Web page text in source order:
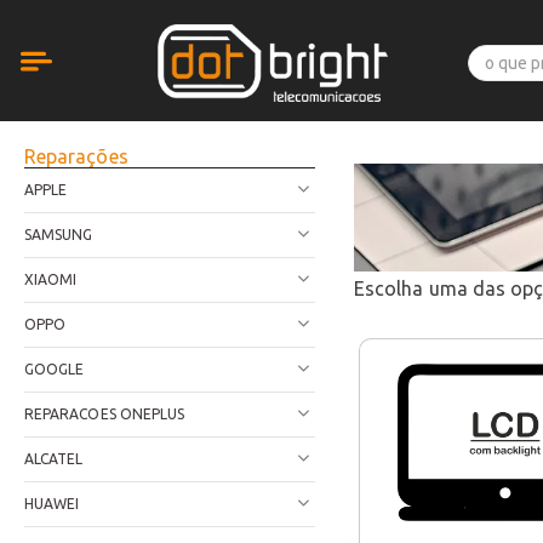
Reparações
APPLE
SAMSUNG
XIAOMI
OPPO
GOOGLE
REPARACOES ONEPLUS
ALCATEL
HUAWEI
Escolha uma das